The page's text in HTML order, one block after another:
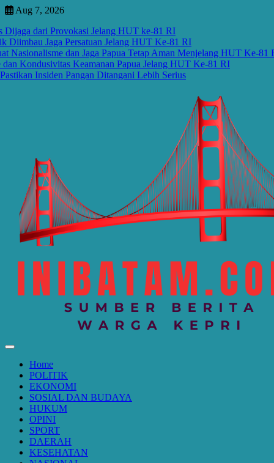
Skip
content
Aug 7, 2026
dari Provokasi Jelang HUT ke-81 RI
Jaga Persatuan Jelang HUT Ke-81 RI
dan Jaga Papua Tetap Aman Menjelang HUT Ke-81 RI
Keamanan Papua Jelang HUT Ke-81 RI
Insiden Pangan Ditangani Lebih Serius
Home
POLITIK
EKONOMI
SOSIAL DAN BUDAYA
HUKUM
OPINI
SPORT
DAERAH
KESEHATAN